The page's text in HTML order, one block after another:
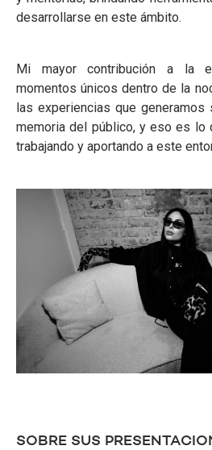
desarrollarse en este ámbito.
Mi mayor contribución a la
momentos únicos dentro de la
las experiencias que
memoria del público, y eso es lo
trabajando y aportando a este
SOBRE SUS